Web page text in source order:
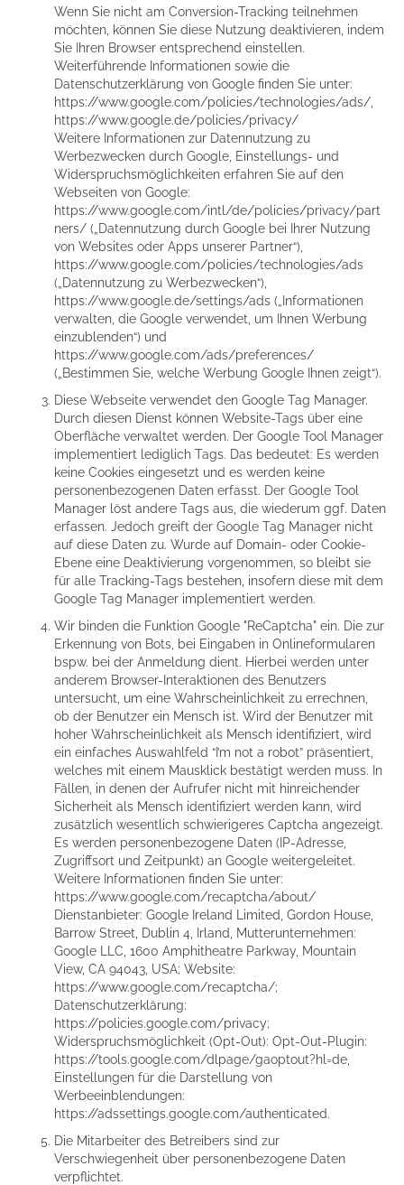
Wenn Sie nicht am Conversion-Tracking teilnehmen
möchten, können Sie diese Nutzung deaktivieren, indem
Sie Ihren Browser entsprechend einstellen.
Weiterführende Informationen sowie die
Datenschutzerklärung von Google finden Sie unter:
https://www.google.com/policies/technologies/ads/
https://www.google.de/policies/privacy/
Weitere Informationen zur Datennutzung zu
Werbezwecken durch Google, Einstellungs- und
Widerspruchsmöglichkeiten erfahren Sie auf den
Webseiten von Google:
https://www.google.com/intl/de/policies/privacy/part
ners/ („Datennutzung durch Google bei Ihrer Nutzung
von Websites oder Apps unserer Partner“),
https://www.google.com/policies/technologies/ads
(„Datennutzung zu Werbezwecken“),
https://www.google.de/settings/ads („Informationen
verwalten, die Google verwendet, um Ihnen Werbung
einzublenden“) und
https://www.google.com/ads/preferences/
(„Bestimmen Sie, welche Werbung Google Ihnen zeigt“).
Diese Webseite verwendet den Google Tag Manager.
Durch diesen Dienst können Website-Tags über eine
Oberfläche verwaltet werden. Der Google Tool Manager
implementiert lediglich Tags. Das bedeutet: Es werden
keine Cookies eingesetzt und es werden keine
personenbezogenen Daten erfasst. Der Google Tool
Manager löst andere Tags aus, die wiederum ggf. Daten
erfassen. Jedoch greift der Google Tag Manager nicht
auf diese Daten zu. Wurde auf Domain- oder Cookie-
Ebene eine Deaktivierung vorgenommen, so bleibt sie
für alle Tracking-Tags bestehen, insofern diese mit dem
Google Tag Manager implementiert werden.
Wir binden die Funktion Google "ReCaptcha" ein. Die zur
Erkennung von Bots, bei Eingaben in Onlineformularen
bspw. bei der Anmeldung dient. Hierbei werden unter
anderem Browser-Interaktionen des Benutzers
untersucht, um eine Wahrscheinlichkeit zu errechnen,
ob der Benutzer ein Mensch ist. Wird der Benutzer mit
hoher Wahrscheinlichkeit als Mensch identifiziert, wird
ein einfaches Auswahlfeld “I’m not a robot” präsentiert,
welches mit einem Mausklick bestätigt werden muss. In
Fällen, in denen der Aufrufer nicht mit hinreichender
Sicherheit als Mensch identifiziert werden kann, wird
zusätzlich wesentlich schwierigeres Captcha angezeigt.
Es werden personenbezogene Daten (IP-Adresse,
Zugriffsort und Zeitpunkt) an Google weitergeleitet.
Weitere Informationen finden Sie unter:
https://www.google.com/recaptcha/about/
Dienstanbieter: Google Ireland Limited, Gordon House,
Barrow Street, Dublin 4, Irland, Mutterunternehmen:
Google LLC, 1600 Amphitheatre Parkway, Mountain
View, CA 94043, USA; Website:
https://www.google.com/recaptcha/;
Datenschutzerklärung:
https://policies.google.com/privacy;
Widerspruchsmöglichkeit (Opt-Out): Opt-Out-Plugin:
https://tools.google.com/dlpage/gaoptout?hl=de
Einstellungen für die Darstellung von
Werbeeinblendungen:
https://adssettings.google.com/authenticated.
Die Mitarbeiter des Betreibers sind zur
Verschwiegenheit über personenbezogene Daten
verpflichtet.